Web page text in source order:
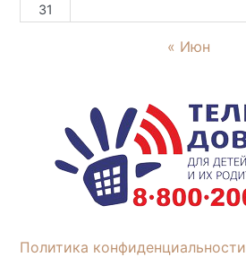
31
« Июн
Политика конфиденциальности